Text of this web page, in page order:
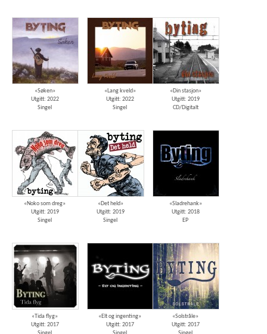
«Søken»
Utgitt: 2022
Singel
«Lang kveld»
Utgitt: 2022
Singel
«Din stasjon»
Utgitt: 2019
CD/Digitalt
«Noko som dreg»
Utgitt: 2019
Singel
«Det held»
Utgitt: 2019
Singel
«Sladrehank»
Utgitt: 2018
EP
«Tida flyg»
Utgitt: 2017
«Elt og ingenting»
Utgitt: 2017
«Solstråle»
Utgitt: 2017